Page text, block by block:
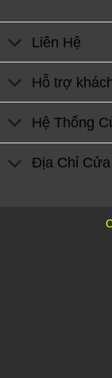
Liên Hệ
Hỗ trợ
Hệ Thống
Địa Chỉ